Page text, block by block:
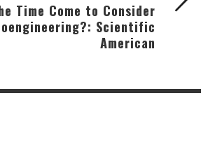
Time Come to Consider
Scientific
American